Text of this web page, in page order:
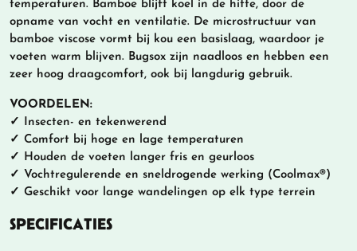
temperaturen. Bamboe blijft koel in de hitte, door de
opname van vocht en ventilatie. De microstructuur van
bamboe viscose vormt bij kou een basislaag, waardoor je
voeten warm blijven. Bugsox zijn naadloos en hebben een
zeer hoog draagcomfort, ook bij langdurig gebruik.
VOORDELEN:
✓ Insecten- en tekenwerend
✓ Comfort bij hoge en lage temperaturen
✓ Houden de voeten langer fris en geurloos
✓ Vochtregulerende en sneldrogende werking (Coolmax®)
✓ Geschikt voor lange wandelingen op elk type terrein
SPECIFICATIES